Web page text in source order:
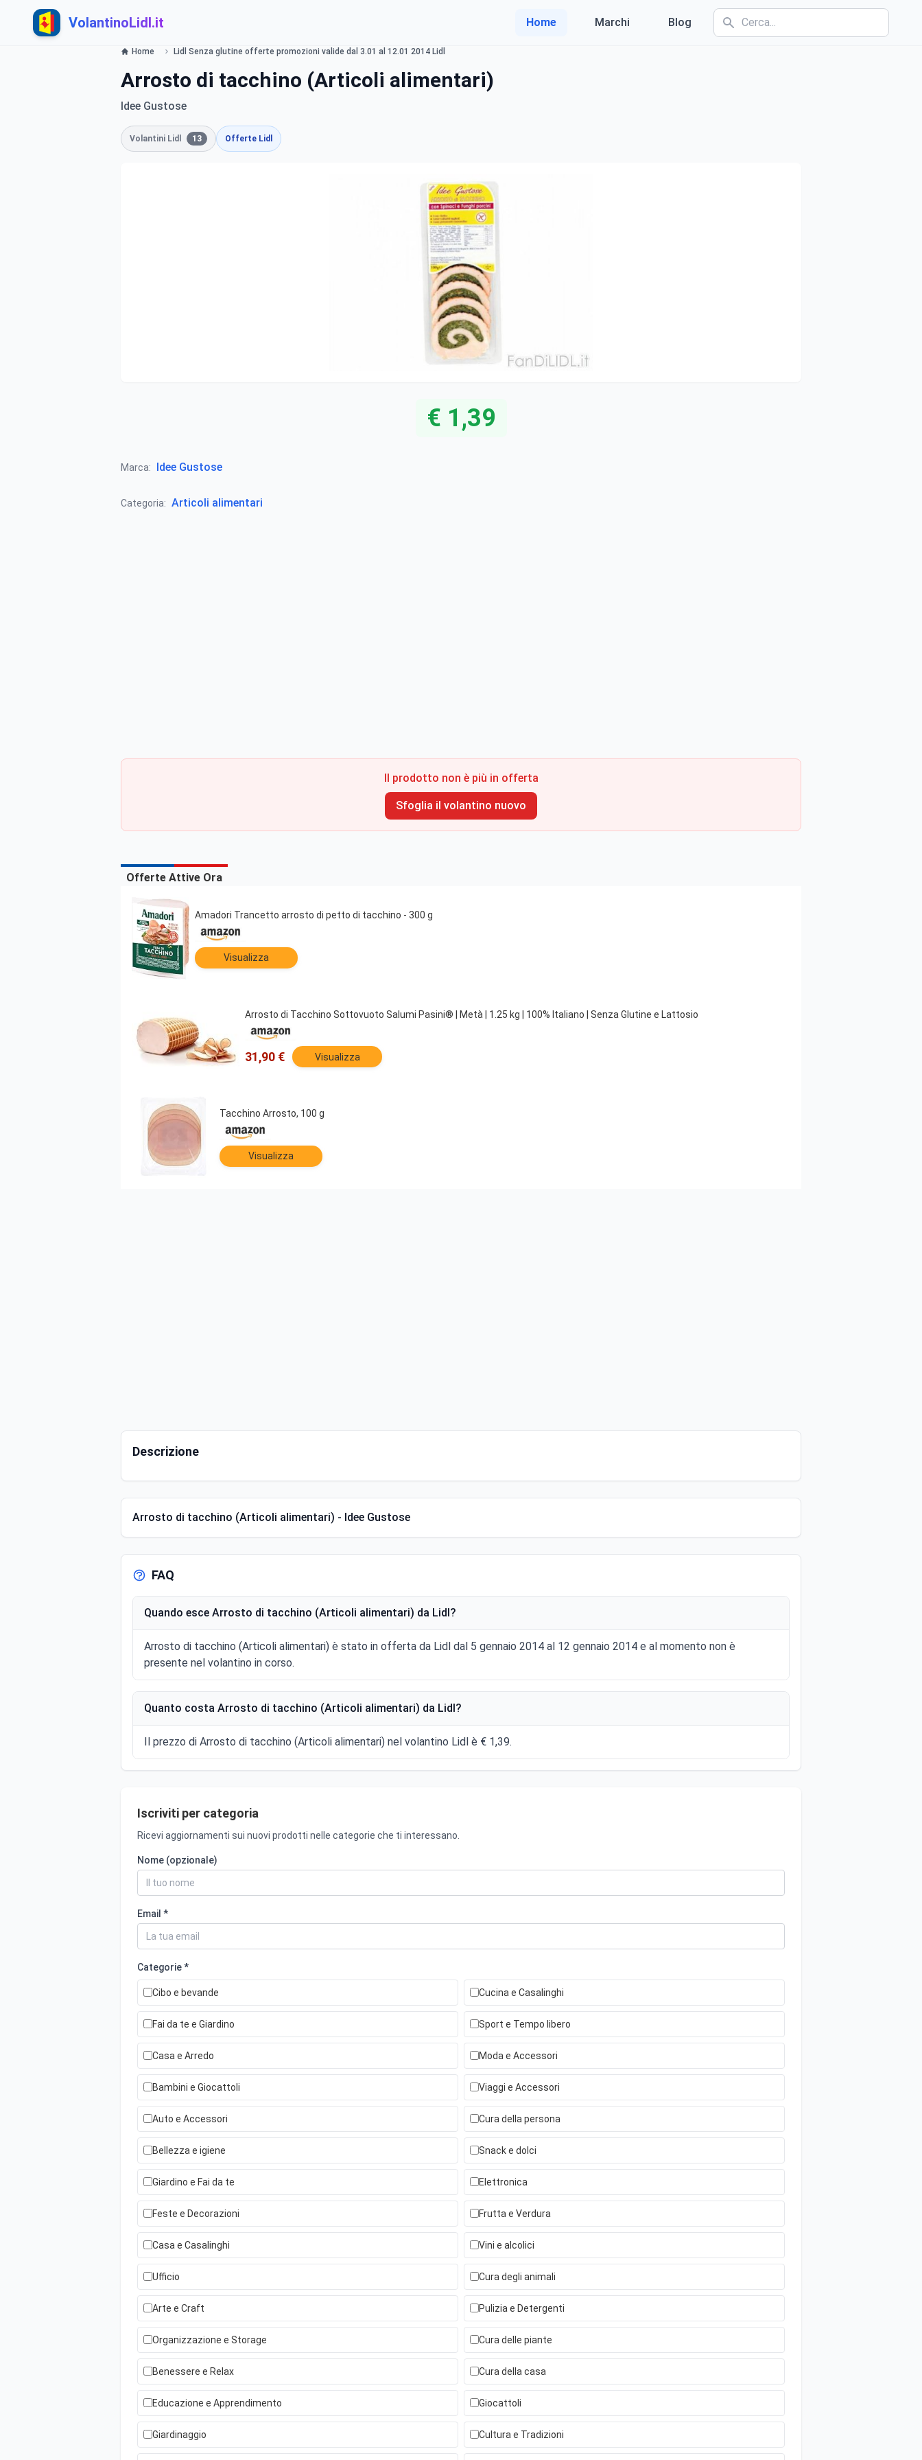
VolantinoLidl.it Home Marchi Blog
Home Lidl Senza glutine offerte promozioni valide dal 3.01 al 12.01 2014 Lidl
Arrosto di tacchino (Articoli alimentari)
Idee Gustose
Volantini Lidl 13 Offerte Lidl
€ 1,39
Marca: Idee Gustose
Categoria: Articoli alimentari
Il prodotto non è più in offerta
Sfoglia il volantino nuovo
Offerte Attive Ora
Amadori Trancetto arrosto di petto di tacchino - 300 g
Visualizza
Arrosto di Tacchino Sottovuoto Salumi Pasini® | Metà | 1.25 kg | 100% Italiano | Senza Glutine e Lattosio
31,90 € Visualizza
Tacchino Arrosto, 100 g
Visualizza
Descrizione
Arrosto di tacchino (Articoli alimentari) - Idee Gustose
FAQ
Quando esce Arrosto di tacchino (Articoli alimentari) da Lidl?
Arrosto di tacchino (Articoli alimentari) è stato in offerta da Lidl dal 5 gennaio 2014 al 12 gennaio 2014 e al momento non è
presente nel volantino in corso.
Quanto costa Arrosto di tacchino (Articoli alimentari) da Lidl?
Il prezzo di Arrosto di tacchino (Articoli alimentari) nel volantino Lidl è € 1,39.
Iscriviti per categoria
Ricevi aggiornamenti sui nuovi prodotti nelle categorie che ti interessano.
Nome (opzionale)
Email *
Categorie *
Cibo e bevande Cucina e Casalinghi
Fai da te e Giardino Sport e Tempo libero
Casa e Arredo Moda e Accessori
Bambini e Giocattoli Viaggi e Accessori
Auto e Accessori Cura della persona
Bellezza e igiene Snack e dolci
Giardino e Fai da te Elettronica
Feste e Decorazioni Frutta e Verdura
Casa e Casalinghi Vini e alcolici
Ufficio Cura degli animali
Arte e Craft Pulizia e Detergenti
Organizzazione e Storage Cura delle piante
Benessere e Relax Cura della casa
Educazione e Apprendimento Giocattoli
Giardinaggio Cultura e Tradizioni